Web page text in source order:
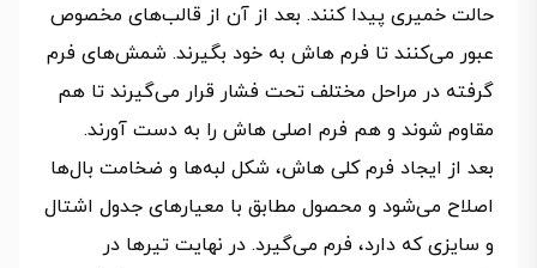
حالت خمیری پیدا کنند. بعد از آن از قالب‌های مخصوص
عبور می‌کنند تا فرم هاش به خود بگیرند. شمش‌های فرم
گرفته در مراحل مختلف تحت فشار قرار می‌گیرند تا هم
مقاوم شوند و هم فرم اصلی هاش را به دست آورند.
بعد از ایجاد فرم کلی هاش، شکل لبه‌ها و ضخامت بال‌ها
اصلاح می‌شود و محصول مطابق با معیارهای جدول اشتال
و سایزی که دارد، فرم می‌گیرد. در نهایت تیرها در